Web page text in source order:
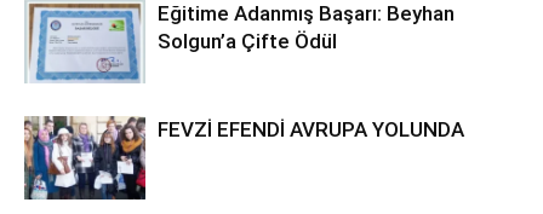
Eğitime Adanmış Başarı: Beyhan
Solgun’a Çifte Ödül
FEVZİ EFENDİ AVRUPA YOLUNDA